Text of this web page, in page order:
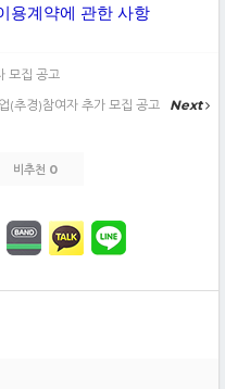
용계약에 관한 사항
모집 공고
(추경)참여자 추가 모집 공고
Next
비추천 0